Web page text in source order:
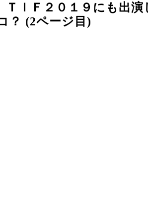
ＩＦ２０１９にも出演
？ (2ページ目)